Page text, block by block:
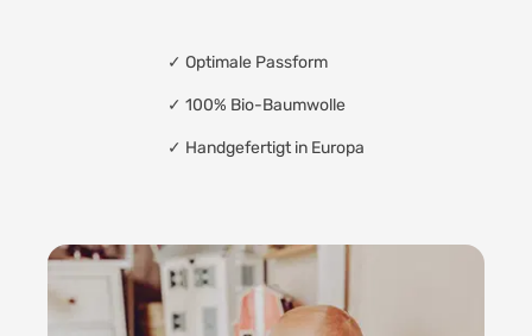
✓ Optimale Passform
✓ 100% Bio-Baumwolle
✓ Handgefertigt in Europa